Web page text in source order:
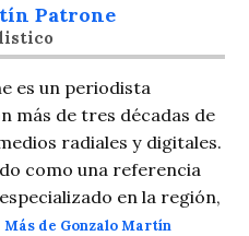
Patrone
es un periodista
más de tres décadas de
radiales y digitales.
como una referencia
en la región,
Más de Gonzalo Martín